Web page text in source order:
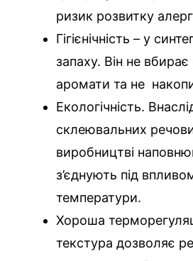
ризик розвитку
Гігієнічність – у
запаху. Він не вбирає
аромати та не
Екологічність.
склеювальних
виробництві
з’єднують під
температури.
Хороша
текстура дозволяє